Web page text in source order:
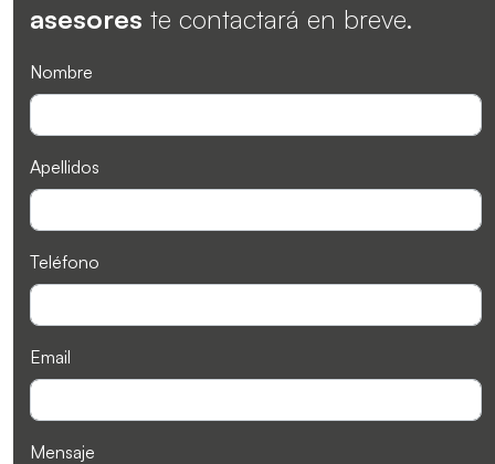
asesores te contactará en breve.
Nombre
Apellidos
Teléfono
Email
Mensaje